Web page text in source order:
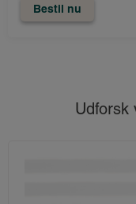
Bestil nu
Udforsk